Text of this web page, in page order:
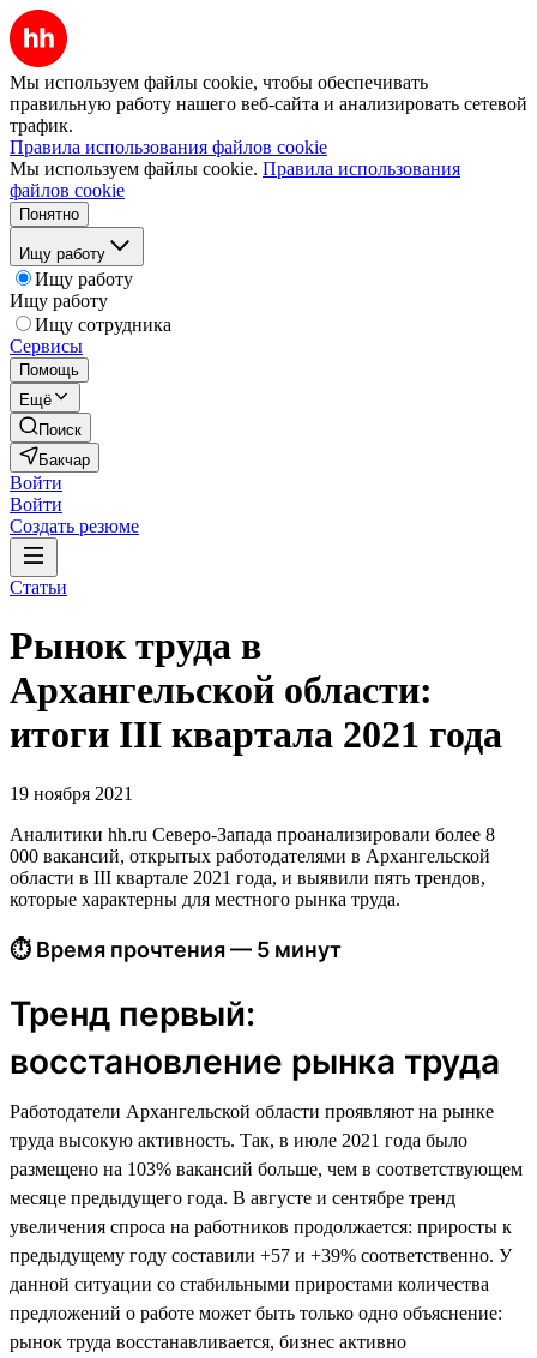
Мы используем файлы cookie, чтобы обеспечивать
правильную работу нашего веб-сайта и анализировать сетевой
трафик.
Правила использования файлов cookie
Мы используем файлы cookie. Правила использования
файлов cookie
Понятно
Ищу работу
Ищу работу
Ищу работу
Ищу сотрудника
Сервисы
Помощь
Ещё
Поиск
Бакчар
Войти
Войти
Создать резюме
Статьи
Рынок труда в
Архангельской области:
итоги III квартала 2021 года
19 ноября 2021
Аналитики hh.ru Северо-Запада проанализировали более 8
000 вакансий, открытых работодателями в Архангельской
области в III квартале 2021 года, и выявили пять трендов,
которые характерны для местного рынка труда.
⏱ Время прочтения — 5 минут
Тренд первый:
восстановление рынка труда
Работодатели Архангельской области проявляют на рынке
труда высокую активность. Так, в июле 2021 года было
размещено на 103% вакансий больше, чем в соответствующем
месяце предыдущего года. В августе и сентябре тренд
увеличения спроса на работников продолжается: приросты к
предыдущему году составили +57 и +39% соответственно. У
данной ситуации со стабильными приростами количества
предложений о работе может быть только одно объяснение:
рынок труда восстанавливается, бизнес активно